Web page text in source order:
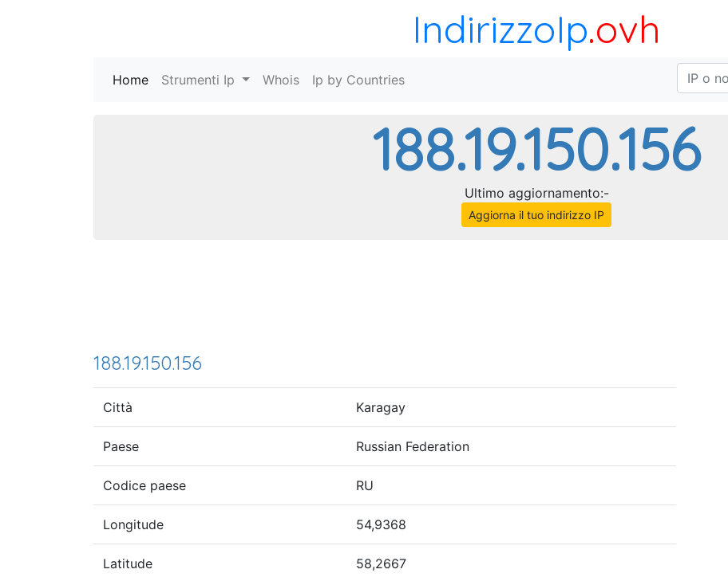
IndirizzoIp.ovh
Home (current)
Strumenti Ip Whois Ip by Countries
188.19.150.156
Ultimo aggiornamento:-
Aggiorna il tuo indirizzo IP
188.19.150.156
Città Karagay
Paese Russian Federation
Codice paese RU
Longitude 54,9368
Latitude 58,2667